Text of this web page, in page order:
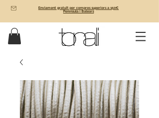
Enviament gratuït per compres superiors a 150€
Península i Balears